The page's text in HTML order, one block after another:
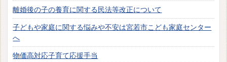
離婚後の子の養育に関する民法等改正について
子どもや家庭に関する悩みや不安は宮若市こども家庭センター
へ
物価高対応子育て応援手当